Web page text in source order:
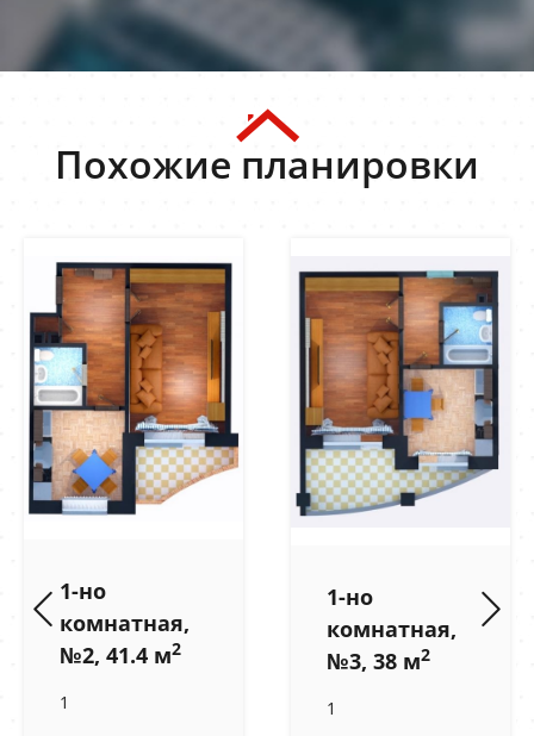
Похожие планировки
1-но
комнатная,
№2, 41.4 м2
1
1-но
комнатная,
№3, 38 м2
1